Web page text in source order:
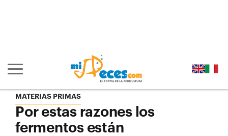
Mostrar/ocultar navegación principal
MATERIAS PRIMAS
Por estas razones los
fermentos están